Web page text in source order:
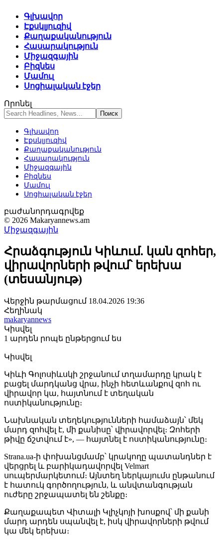
Գլխավոր
Էքսկլյուզիվ
Քաղաքականություն
Հասարակություն
Միջազգային
Բիզնես
Մամուլ
Սոցիալական էջեր
Որոնել
Գլխավոր
Էքսկլյուզիվ
Քաղաքականություն
Հասարակություն
Միջազգային
Բիզնես
Մամուլ
Սոցիալական էջեր
բաժանորդագրվեք
© 2026 Makaryannews.am
Միջազգային
Հրաձգություն Կիևում. կան զոհեր,
վիրավորների թվում՝ երեխա
(տեսանյութ)
Վերջին թարմացում 18.04.2026 19:36
Հեղինակ
makaryannews
Կիսվել
1 արդեն րոպե ընթերցում ես
Կիսվել
Կիևի Գոլոսիևսկի շրջանում տղամարդը կրակ է
բացել մարդկանց վրա, ինչի հետևանքով զոհ ու
վիրավոր կա, հայտնում է տեղական
ոստիկանությունը։
Նախնական տեղեկությունների համաձայն՝ մեկ
մարդ զոհվել է, մի քանիսը՝ վիրավորվել։ Զոհերի
թիվը ճշտվում է», — հայտնել է ոստիկանությունը։
Strana.ua-ի փոխանցմամբ՝ կրակողը պատանդներ է
վերցրել և բարիկադավորվել Velmart
սուպերմարկետում։ Այնտեղ ներկայումս ընթանում
է հատուկ գործողություն, և անվտանգության
ուժերը շրջապատել են շենքը։
Քաղաքապետ Վիտալի Կլիչկոյի խոսքով՝ մի քանի
մարդ արդեն սպանվել է, իսկ վիրավորների թվում
կա մեկ երեխա։